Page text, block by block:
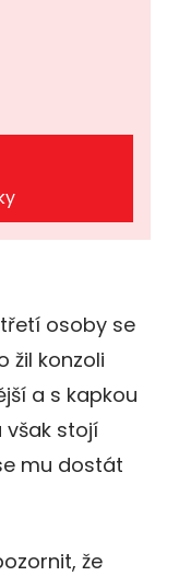
osoby se
žil konzoli
a s kapkou
však stojí
mu dostát
že